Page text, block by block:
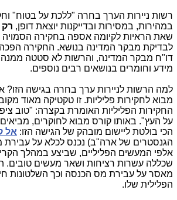
רשות ניירות הערך בחרה "ללכת על בטוח"
במהירות, במסירות ובדייקנות יוצאת דופן, רק
שאת הראיות לקיומה אספה בחקירה הסמויה
לבדיקת מבקר המדינה בנושא. החקירה הפכה
דו"ח מבקר המדינה, והרשות לא סטטה
מידע וחומרים בנושאים רבים נוספים.
למה הרשות לניירות ערך בחרה בגישה הזו?
מבוא לחקירות פליליות. זו טקטיקה מאוד
על העץ". באותו קורס מבוא לחוקרים,
הכי בולטת ליישום מובהק של הגישה הזו: אל
הגנסטרים של ארה"ב) נכנס לכלא על עבירת
אלפי המעשים הפליליים, שביצע במהלך
מאסר על עבירת מס הכנסה וכך השלטונות
הפלילית שלו.